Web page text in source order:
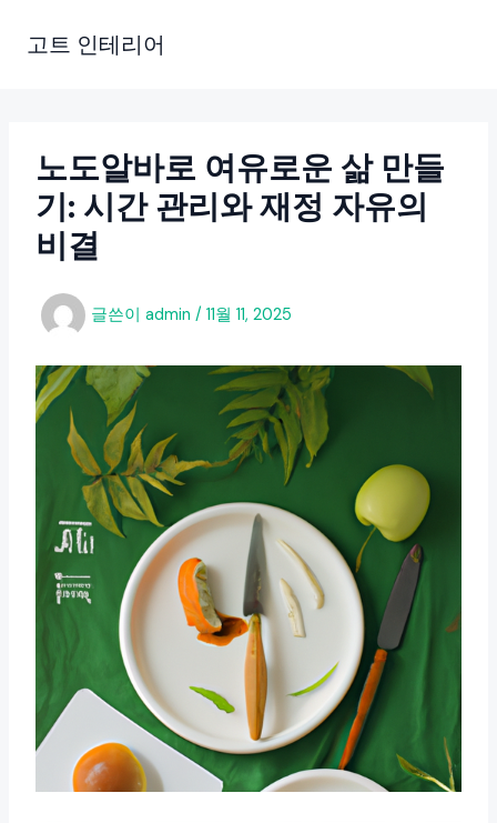
고트 인테리어
노도알바로 여유로운 삶 만들
기: 시간 관리와 재정 자유의
비결
글쓴이 admin / 11월 11, 2025